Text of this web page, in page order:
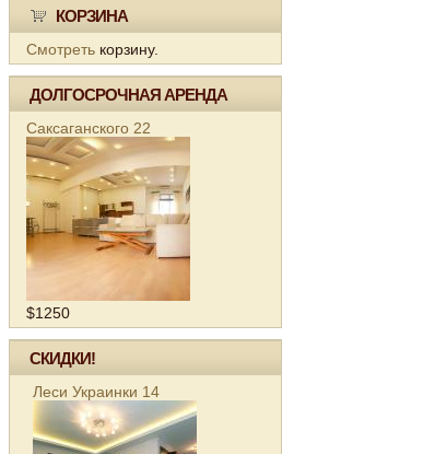
КОРЗИНА
Смотреть корзину.
ДОЛГОСРОЧНАЯ АРЕНДА
Саксаганского 22
$1250
СКИДКИ!
Леси Украинки 14